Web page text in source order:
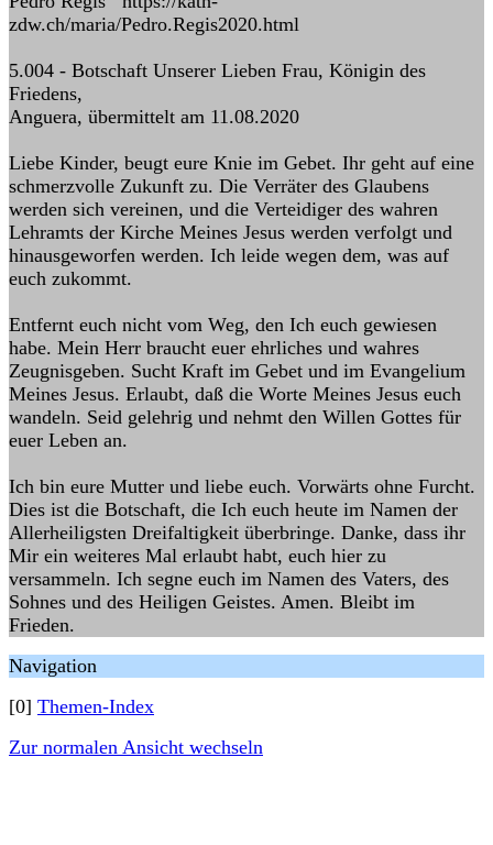
zdw.ch/maria/Pedro.Regis2020.html
5.004 - Botschaft Unserer Lieben Frau, Königin des
Friedens,
Anguera, übermittelt am 11.08.2020
Liebe Kinder, beugt eure Knie im Gebet. Ihr geht auf eine
schmerzvolle Zukunft zu. Die Verräter des Glaubens
werden sich vereinen, und die Verteidiger des wahren
Lehramts der Kirche Meines Jesus werden verfolgt und
hinausgeworfen werden. Ich leide wegen dem, was auf
euch zukommt.
Entfernt euch nicht vom Weg, den Ich euch gewiesen
habe. Mein Herr braucht euer ehrliches und wahres
Zeugnisgeben. Sucht Kraft im Gebet und im Evangelium
Meines Jesus. Erlaubt, daß die Worte Meines Jesus euch
wandeln. Seid gelehrig und nehmt den Willen Gottes für
euer Leben an.
Ich bin eure Mutter und liebe euch. Vorwärts ohne Furcht.
Dies ist die Botschaft, die Ich euch heute im Namen der
Allerheiligsten Dreifaltigkeit überbringe. Danke, dass ihr
Mir ein weiteres Mal erlaubt habt, euch hier zu
versammeln. Ich segne euch im Namen des Vaters, des
Sohnes und des Heiligen Geistes. Amen. Bleibt im
Frieden.
Navigation
[0] Themen-Index
Zur normalen Ansicht wechseln